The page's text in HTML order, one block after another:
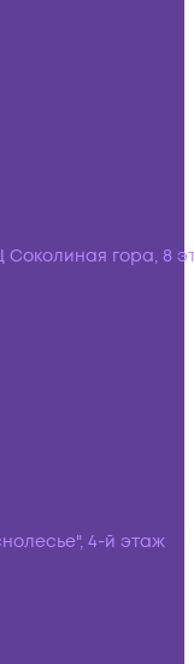
Соколиная гора, 8
4-й этаж